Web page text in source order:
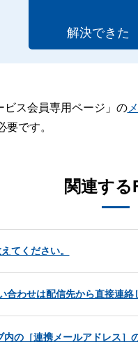
解決できた
ビス会員専用ページ」の
です。
関連する
てください。
合わせは配信先から直接連絡
内の［連携メールアドレス